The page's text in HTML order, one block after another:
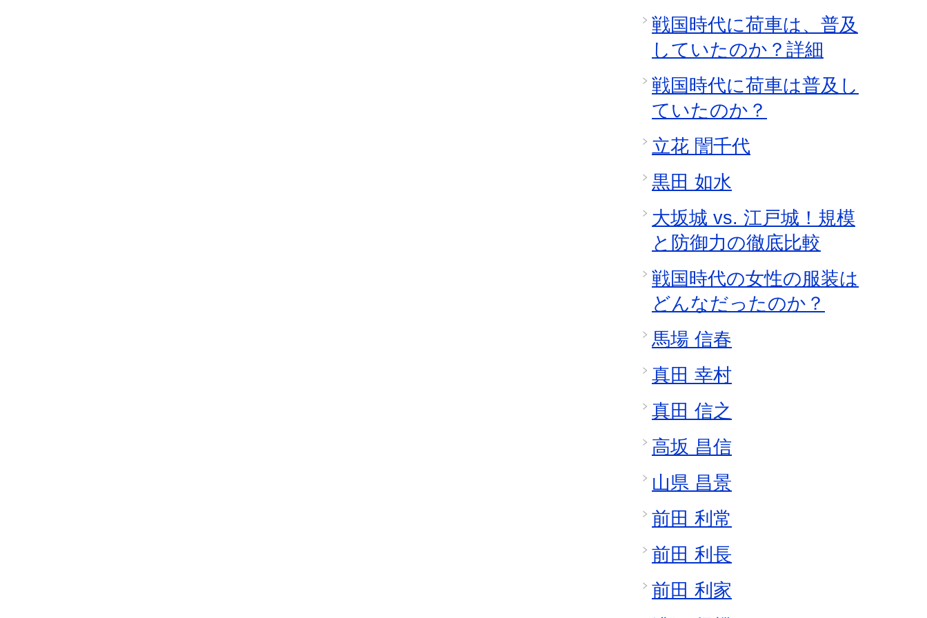
戦国時代に荷車は、普及
していたのか？詳細
戦国時代に荷車は普及し
ていたのか？
立花 誾千代
黒田 如水
大坂城 vs. 江戸城！規模
と防御力の徹底比較
戦国時代の女性の服装は
どんなだったのか？
馬場 信春
真田 幸村
真田 信之
高坂 昌信
山県 昌景
前田 利常
前田 利長
前田 利家